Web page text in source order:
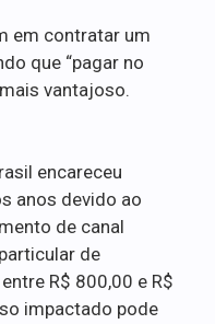
em contratar um
que “pagar no
vantajoso.
encareceu
anos devido ao
de canal
de
R$ 800,00 e R$
impactado pode